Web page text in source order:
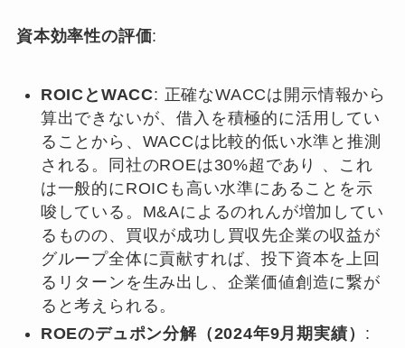
資本効率性の評価:
ROICとWACC: 正確なWACCは開示情報から
算出できないが、借入を積極的に活用してい
ることから、WACCは比較的低い水準と推測
される。同社のROEは30%超であり 、これ
は一般的にROICも高い水準にあることを示
唆している。M&Aによるのれんが増加してい
るものの、買収が成功し買収先企業の収益が
グループ全体に貢献すれば、投下資本を上回
るリターンを生み出し、企業価値創造に繋が
ると考えられる。
ROEのデュポン分解（2024年9月期実績） :